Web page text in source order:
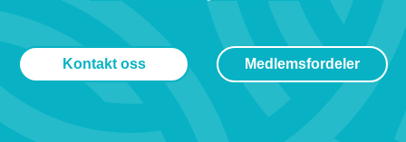
Kontakt oss Medlemsfordeler